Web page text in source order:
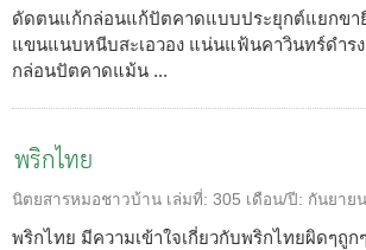
ดัดตนแก้กล่อนแก้ปัตคาดแบบประยุกต์แยกขา
แขนแนบหนีบสะเอวอง แน่นแฟ้นคาวินทร์ดำร
กล่อนปัตคาดแม้น ...
พริกไทย
นิตยสารหมอชาวบ้าน เล่มที่: 305 เดือน/ปี: กันยาย
พริกไทย มีความเข้าใจเกี่ยวกับพริกไทยผิดๆถูก